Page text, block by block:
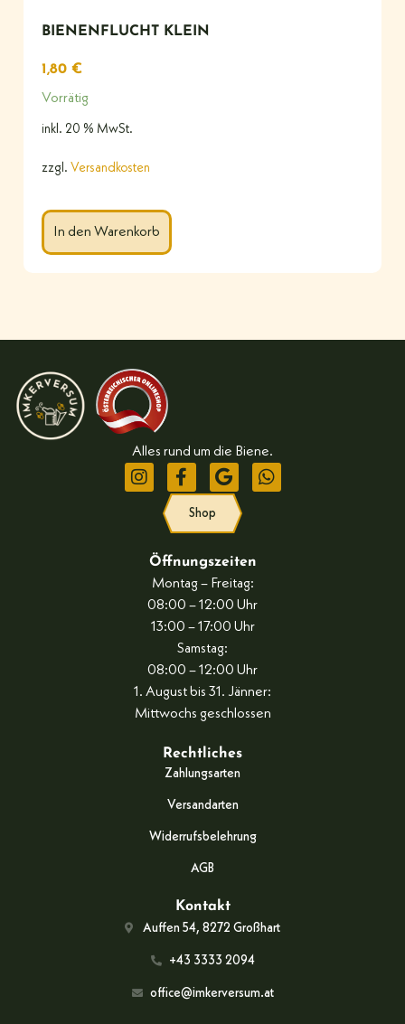
BIENENFLUCHT KLEIN
1,80 €
Vorrätig
inkl. 20 % MwSt.
zzgl. Versandkosten
In den Warenkorb
Alles rund um die Biene.
Shop
Öffnungszeiten
Montag – Freitag:
08:00 – 12:00 Uhr
13:00 – 17:00 Uhr
Samstag:
08:00 – 12:00 Uhr
1. August bis 31. Jänner:
Mittwochs geschlossen
Rechtliches
Zahlungsarten
Versandarten
Widerrufsbelehrung
AGB
Kontakt
Auffen 54, 8272 Großhart
+43 3333 2094
office@imkerversum.at